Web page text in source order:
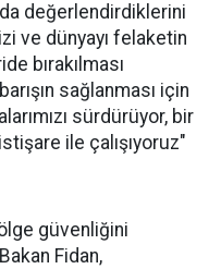
değerlendirdiklerini
ve dünyayı felaketin
bırakılması
sağlanması için
sürdürüyor, bir
ile çalışıyoruz"
güvenliğini
Fidan,